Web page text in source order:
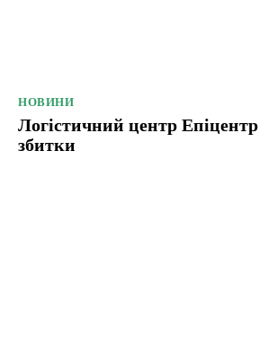
НОВИНИ
Логістичний центр
збитки